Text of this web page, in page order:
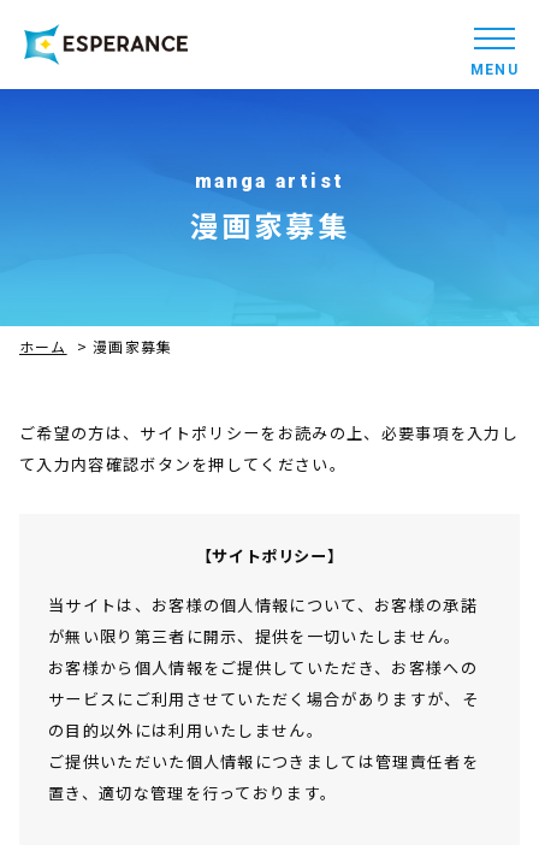
MENU
manga artist
漫画家募集
ホーム >漫画家募集
ご希望の方は、サイトポリシーをお読みの上、必要事項を入力し
て入力内容確認ボタンを押してください。
【サイトポリシー】
当サイトは、お客様の個人情報について、お客様の承諾
が無い限り第三者に開示、提供を一切いたしません。
お客様から個人情報をご提供していただき、お客様への
サービスにご利用させていただく場合がありますが、そ
の目的以外には利用いたしません。
ご提供いただいた個人情報につきましては管理責任者を
置き、適切な管理を行っております。